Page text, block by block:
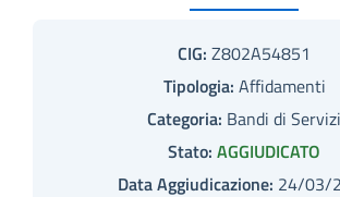
CIG: Z802A54851
Tipologia: Affidamenti
Categoria: Bandi di Servizi
Stato: AGGIUDICATO
Data Aggiudicazione: 24/03/